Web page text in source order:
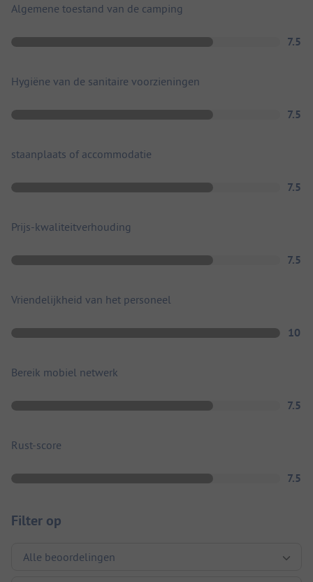
Algemene toestand van de camping
7.5
Hygiëne van de sanitaire voorzieningen
7.5
staanplaats of accommodatie
7.5
Prijs-kwaliteitverhouding
7.5
Vriendelijkheid van het personeel
10
Bereik mobiel netwerk
7.5
Rust-score
7.5
Filter op